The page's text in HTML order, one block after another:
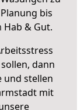
bis
& Gut.
dann
und stellen
mit